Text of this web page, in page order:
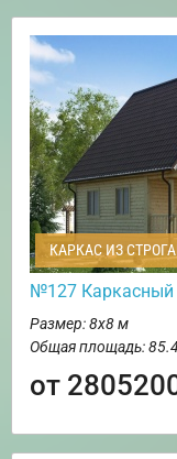
КАРКАС ИЗ
№127
Размер: 8х8 м
Общая площадь:
от